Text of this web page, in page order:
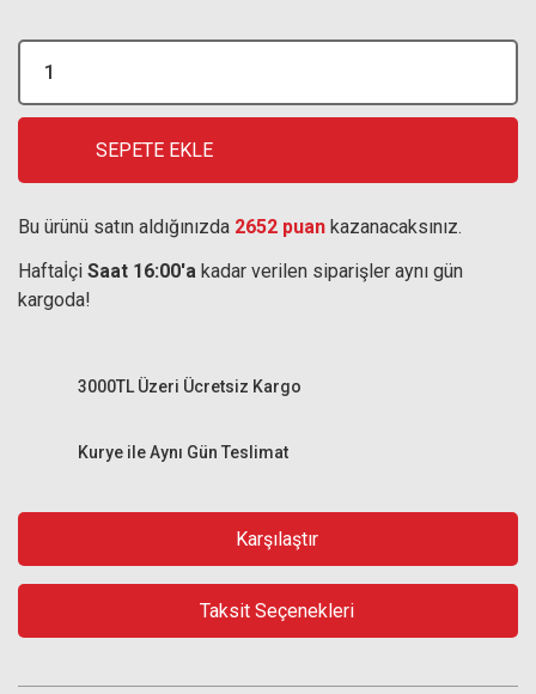
SEPETE EKLE
Bu ürünü satın aldığınızda 2652 puan kazanacaksınız.
Haftaİçi Saat 16:00'a kadar verilen siparişler aynı gün
kargoda!
Kurye ile Aynı Gün Teslimat
3000TL Üzeri Ücretsiz Kargo
Karşılaştır
Taksit Seçenekleri